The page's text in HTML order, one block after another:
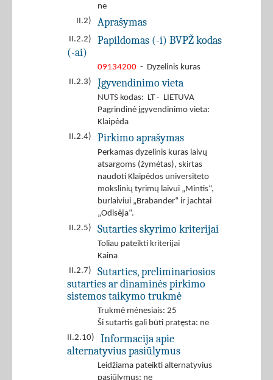
ne
II.2)
Aprašymas
II.2.2)
Papildomas (-i) BVPŽ kodas
(-ai)
09134200 - Dyzelinis kuras
II.2.3)
Įgyvendinimo vieta
NUTS kodas: LT - LIETUVA
Pagrindinė įgyvendinimo vieta:
Klaipėda
II.2.4)
Pirkimo aprašymas
Perkamas dyzelinis kuras laivų
atsargoms (žymėtas), skirtas
naudoti Klaipėdos universiteto
mokslinių tyrimų laivui „Mintis“,
burlaiviui „Brabander“ ir jachtai
„Odisėja“.
II.2.5)
Sutarties skyrimo kriterijai
Toliau pateikti kriterijai
Kaina
II.2.7)
Sutarties, preliminariosios
sutarties ar dinaminės pirkimo
sistemos taikymo trukmė
Trukmė mėnesiais: 25
Ši sutartis gali būti pratęsta: ne
II.2.10)
Informacija apie
alternatyvius pasiūlymus
Leidžiama pateikti alternatyvius
pasiūlymus: ne